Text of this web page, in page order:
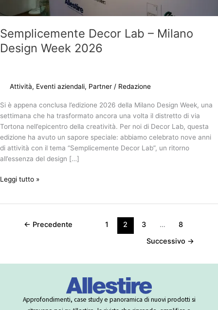
Semplicemente Decor Lab – Milano
Design Week 2026
Attività, Eventi aziendali, Partner / Redazione
Si è appena conclusa l’edizione 2026 della Milano Design Week, una
settimana che ha trasformato ancora una volta il distretto di via
Tortona nell’epicentro della creatività. Per noi di Decor Lab, questa
edizione ha avuto un sapore speciale: abbiamo celebrato nove anni
di attività con il tema “Semplicemente Decor Lab”, un ritorno
all’essenza del design […]
Leggi tutto »
← Precedente 1 2 3 …
8
Successivo →
Approfondimenti, case study e panoramica di nuovi prodotti si